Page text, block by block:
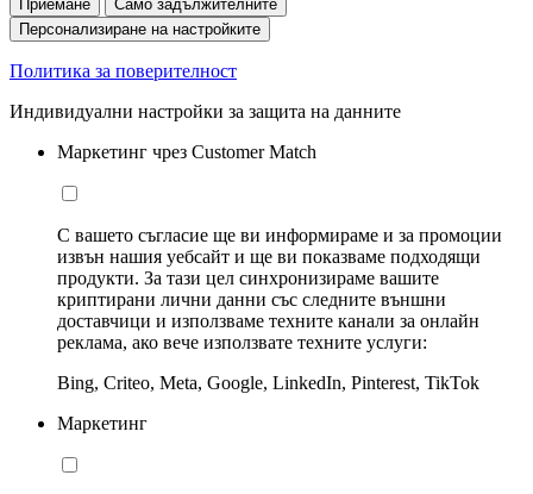
Приемане
Само задължителните
Персонализиране на настройките
Политика за поверителност
Индивидуални настройки за защита на данните
Маркетинг чрез Customer Match
С вашето съгласие ще ви информираме и за промоции
извън нашия уебсайт и ще ви показваме подходящи
продукти. За тази цел синхронизираме вашите
криптирани лични данни със следните външни
доставчици и използваме техните канали за онлайн
реклама, ако вече използвате техните услуги:
Bing, Criteo, Meta, Google, LinkedIn, Pinterest, TikTok
Маркетинг